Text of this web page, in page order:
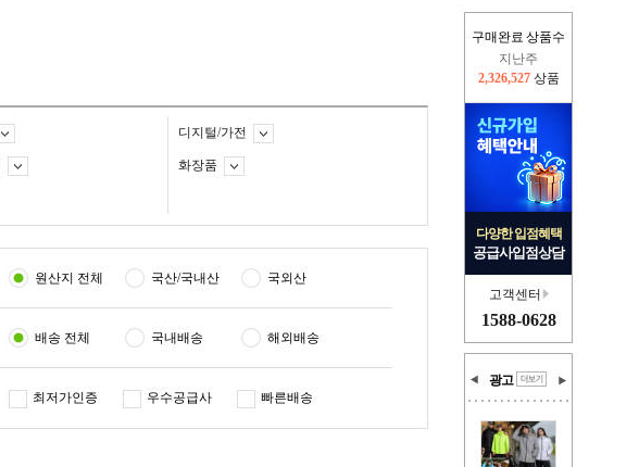
구매완료 상품수
지난주
2,326,527상품
이번주
2,314,349
상품
다양한 입점혜택
공급사입점상담
고객센터
1588-0628
광고
디지털/가전
화장품
원산지 전체 국산/국내산 국외산
배송 전체 국내배송 해외배송
최저가인증 우수공급사 빠른배송